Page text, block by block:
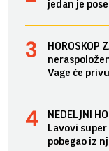
jedan je
HOROSKOP
Vage će
NEDELJNI
Lavovi
pobegao iz